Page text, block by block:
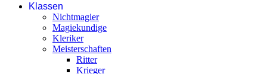
Klassen
Nichtmagier
Magiekundige
Kleriker
Meisterschaften
Ritter
Krieger